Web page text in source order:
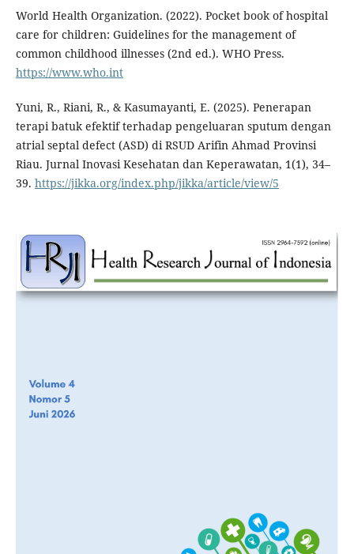
World Health Organization. (2022). Pocket book of hospital
care for children: Guidelines for the management of
common childhood illnesses (2nd ed.). WHO Press.
https://www.who.int
Yuni, R., Riani, R., & Kasumayanti, E. (2025). Penerapan
terapi batuk efektif terhadap pengeluaran sputum dengan
atrial septal defect (ASD) di RSUD Arifin Ahmad Provinsi
Riau. Jurnal Inovasi Kesehatan dan Keperawatan, 1(1), 34–
39. https://jikka.org/index.php/jikka/article/view/5